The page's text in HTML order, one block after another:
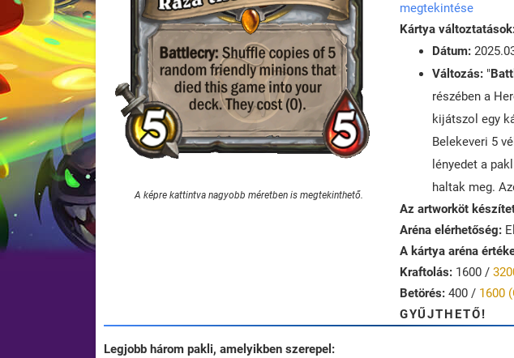
A képre kattintva nagyobb méretben is megtekinthető.
megtekintése
Kártya
Dátum:
Változás: "
részében a
kijátszol egy
Belekeveri 5
lényedet a
haltak meg.
Az artworköt
Aréna elérhetőség:
A kártya aréna
Kraftolás: 1600 /
Betörés: 400 / 1600
GYŰJTHETŐ!
Legjobb három pakli, amelyikben szerepel: